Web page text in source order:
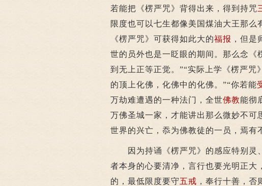
若能把《楞严咒》背得出来，得到持咒
限度也可以七生都像美国煤油大王那
《楞严咒》可获得如此大的福报 ，但
世的员外也是一眨眼的期间。那么念
到无上正等正觉。”“实际上学《楞严咒
的顶上化佛，化佛中的化佛。”“你若能
万劫难遭遇的一种法门，全世佛教能彻
万佛圣城一家，才能讲出那么微妙不可
世界的兴亡，忝为佛教徒的一员，焉有
因为持诵《楞严咒》的感应特别灵
者本身的心要清净，言行也要光明正大
的，最低限度要守五戒 ，奉行十善，